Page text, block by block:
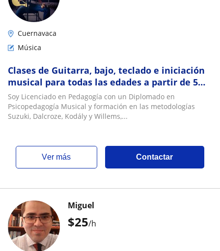
Cuernavaca
Música
Clases de Guitarra, bajo, teclado e iniciación
musical para todas las edades a partir de 5
años
Soy Licenciado en Pedagogía con un Diplomado en
Psicopedagogía Musical y formación en las metodologías
Suzuki, Dalcroze, Kodály y Willems,...
ver más Contactar
$25/h
Miguel